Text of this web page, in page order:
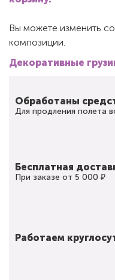
Вы можете изменить
композиции.
Декоративные
Обработаны
Для продления полета
Бесплатная
При заказе от 5 000 ₽
Работаем